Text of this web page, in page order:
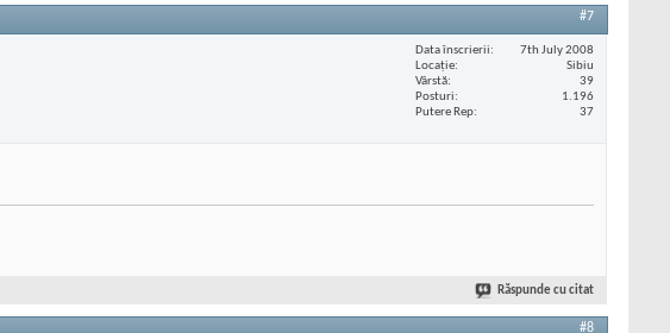
#7
Data înscrierii
7th July 2008
Locaţie
Sibiu
Vârstă
39
Posturi
1.196
Putere Rep
37
Răspunde cu citat
#8